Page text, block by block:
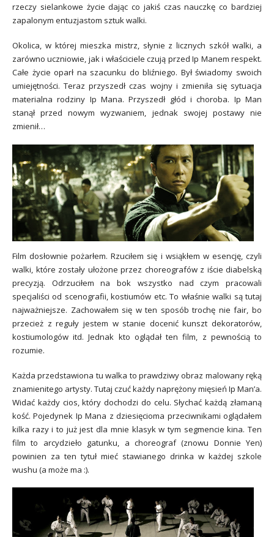
rzeczy sielankowe życie dając co jakiś czas nauczkę co bardziej
zapalonym entuzjastom sztuk walki.
Okolica, w której mieszka mistrz, słynie z licznych szkół walki, a
zarówno uczniowie, jak i właściciele czują przed Ip Manem respekt.
Całe życie oparł na szacunku do bliźniego. Był świadomy swoich
umiejętności. Teraz przyszedł czas wojny i zmieniła się sytuacja
materialna rodziny Ip Mana. Przyszedł głód i choroba. Ip Man
stanął przed nowym wyzwaniem, jednak swojej postawy nie
zmienił…
Film dosłownie pożarłem. Rzuciłem się i wsiąkłem w esencję, czyli
walki, które zostały ułożone przez choreografów z iście diabelską
precyzją. Odrzuciłem na bok wszystko nad czym pracowali
specjaliści od scenografii, kostiumów etc. To właśnie walki są tutaj
najważniejsze. Zachowałem się w ten sposób trochę nie fair, bo
przecież z reguły jestem w stanie docenić kunszt dekoratorów,
kostiumologów itd. Jednak kto oglądał ten film, z pewnością to
rozumie.
Każda przedstawiona tu walka to prawdziwy obraz malowany ręką
znamienitego artysty. Tutaj czuć każdy naprężony mięsień Ip Man’a.
Widać każdy cios, który dochodzi do celu. Słychać każdą złamaną
kość. Pojedynek Ip Mana z dziesięcioma przeciwnikami oglądałem
kilka razy i to już jest dla mnie klasyk w tym segmencie kina. Ten
film to arcydzieło gatunku, a choreograf (znowu Donnie Yen)
powinien za ten tytuł mieć stawianego drinka w każdej szkole
wushu (a może ma :).